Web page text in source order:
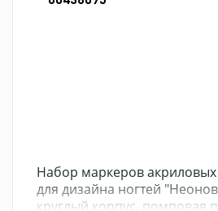
Набор маркеров акриловых
для дизайна ногтей
круглый корпус, помповая